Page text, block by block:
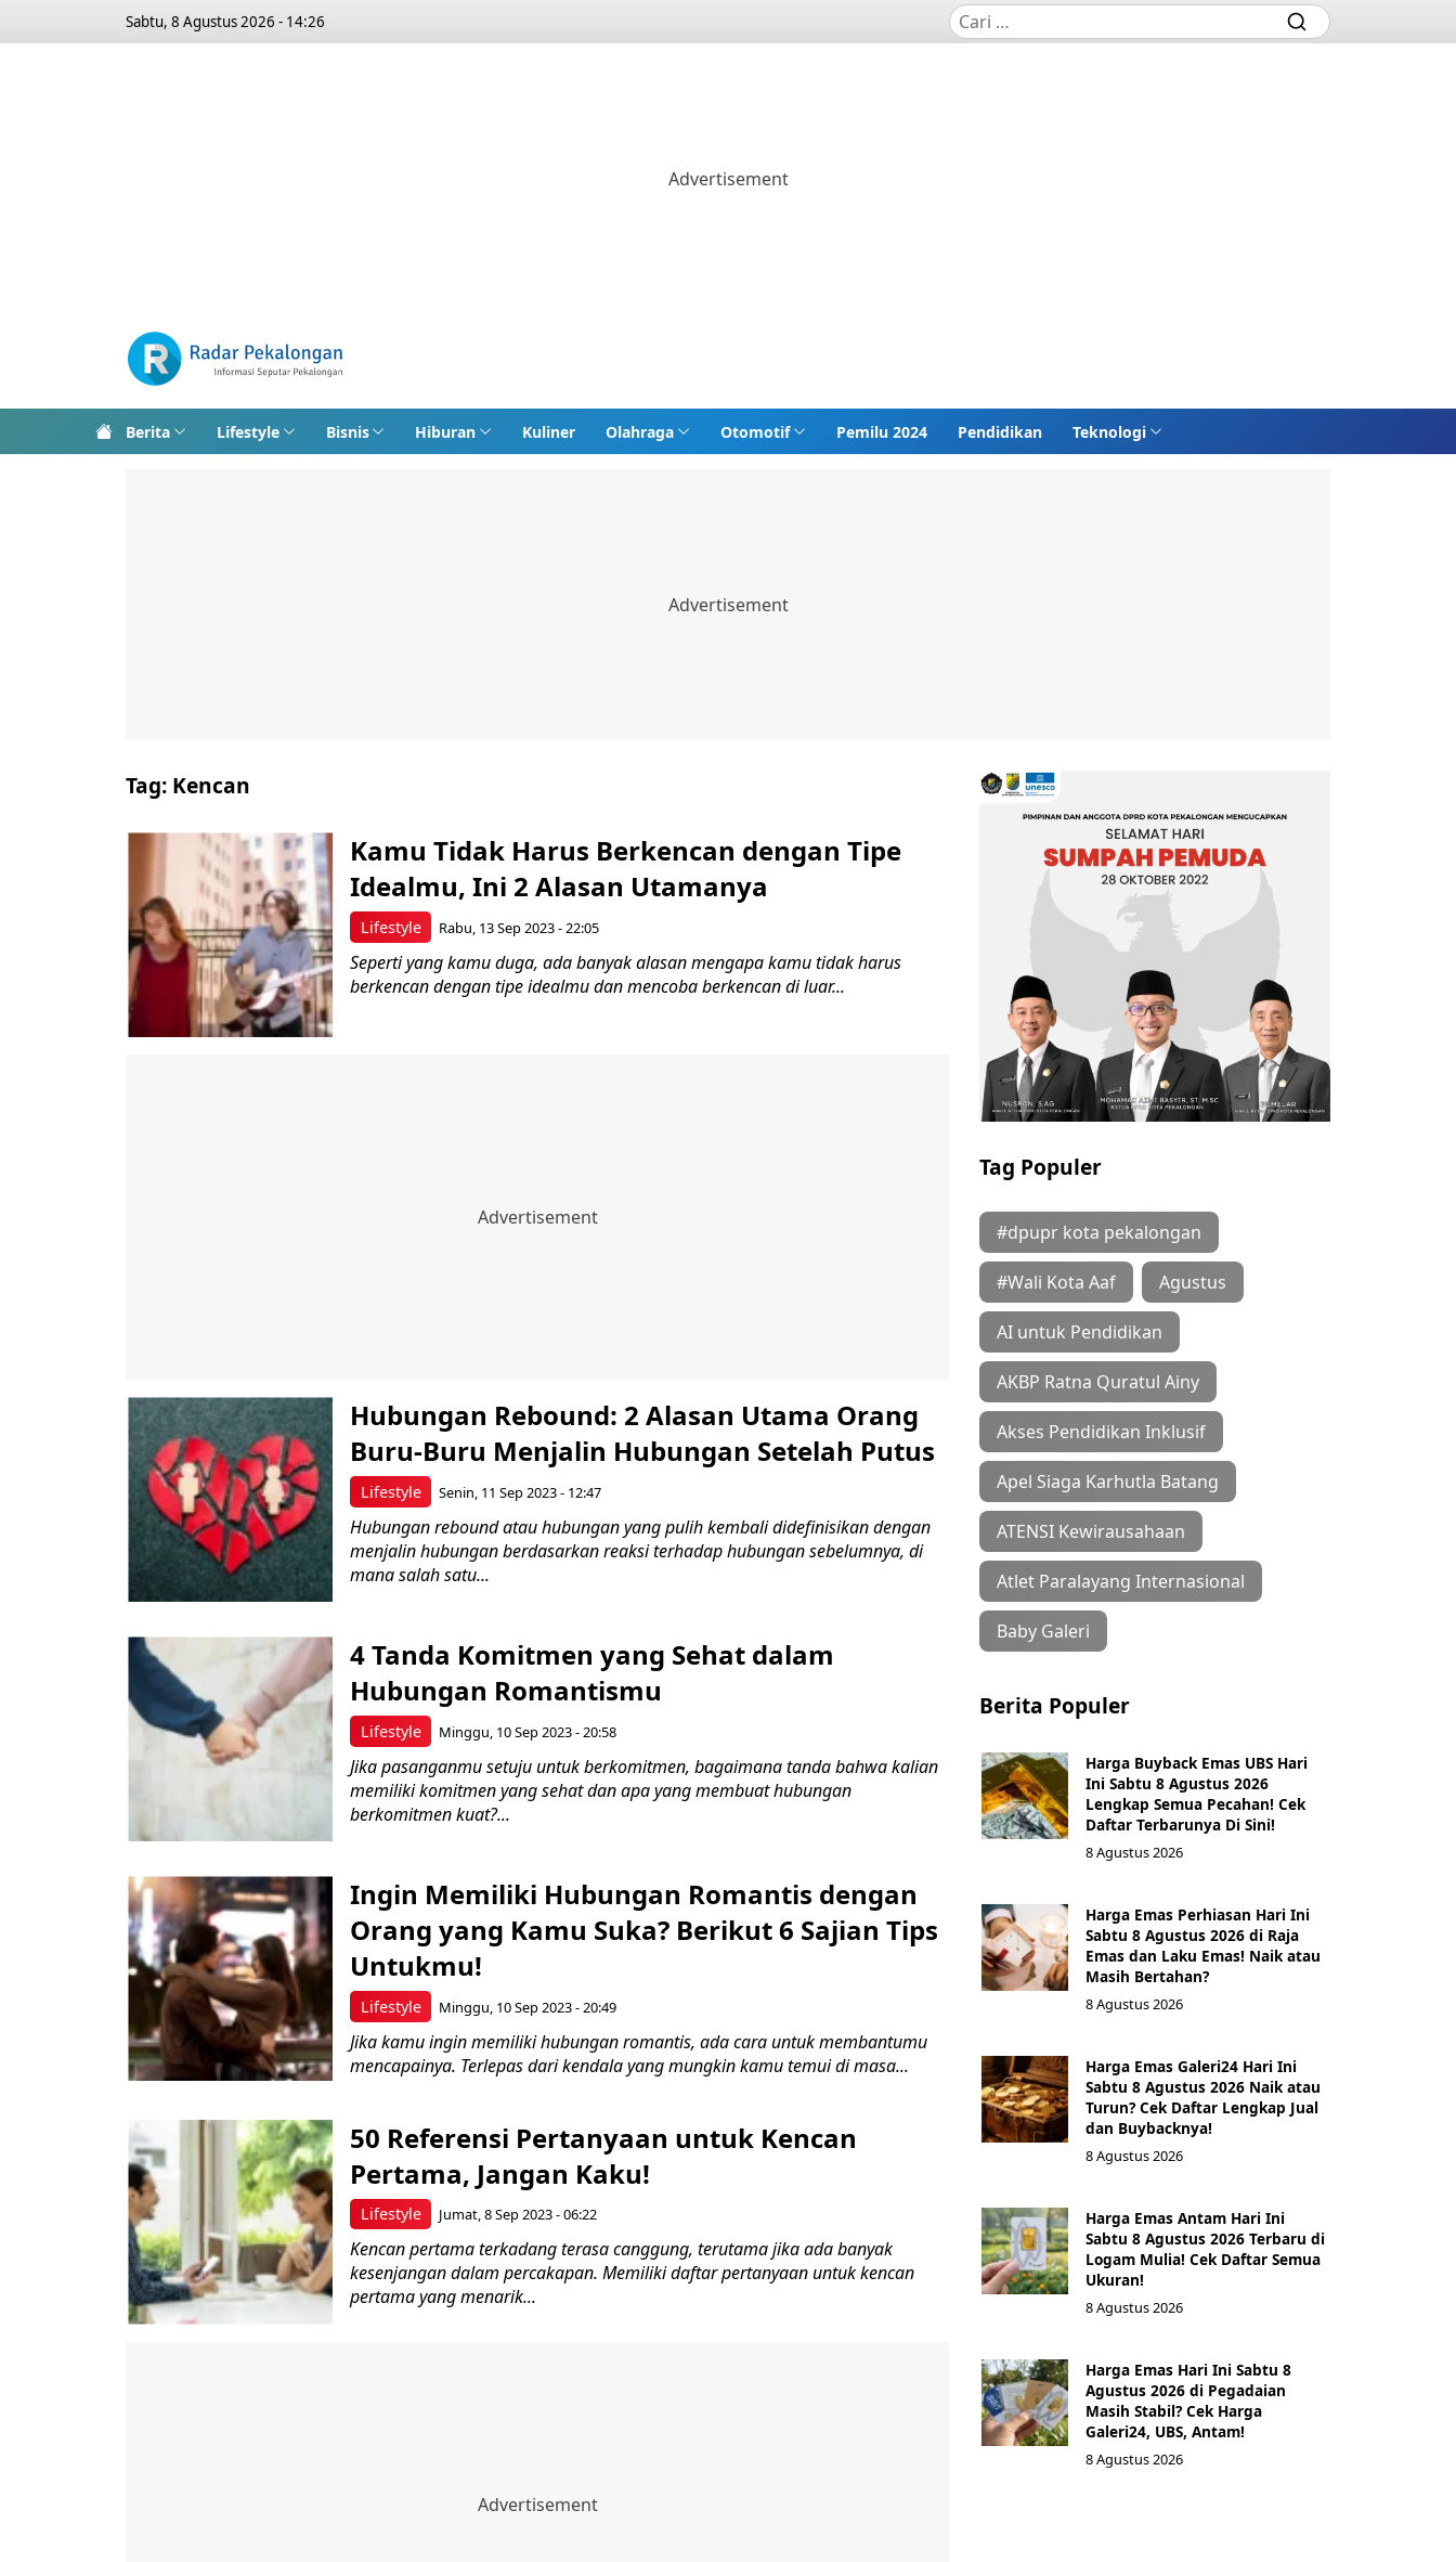
Sabtu, 8 Agustus 2026 - 14:26
Berita Lifestyle Bisnis Hiburan Kuliner Olahraga Otomotif Pemilu 2024 Pendidikan Teknologi
Tag: Kencan
Lifestyle
Kamu Tidak Harus Berkencan dengan Tipe
Idealmu, Ini 2 Alasan Utamanya
Rabu, 13 Sep 2023 - 22:05
Seperti yang kamu duga, ada banyak alasan mengapa kamu tidak harus
berkencan dengan tipe idealmu dan mencoba berkencan di luar...
Lifestyle
Hubungan Rebound: 2 Alasan Utama Orang
Buru-Buru Menjalin Hubungan Setelah Putus
Senin, 11 Sep 2023 - 12:47
Hubungan rebound atau hubungan yang pulih kembali didefinisikan dengan
menjalin hubungan berdasarkan reaksi terhadap hubungan sebelumnya, di
mana salah satu...
Lifestyle
4 Tanda Komitmen yang Sehat dalam
Hubungan Romantismu
Minggu, 10 Sep 2023 - 20:58
Jika pasanganmu setuju untuk berkomitmen, bagaimana tanda bahwa kalian
memiliki komitmen yang sehat dan apa yang membuat hubungan
berkomitmen kuat?...
Lifestyle
Ingin Memiliki Hubungan Romantis dengan
Orang yang Kamu Suka? Berikut 6 Sajian Tips
Untukmu!
Minggu, 10 Sep 2023 - 20:49
Jika kamu ingin memiliki hubungan romantis, ada cara untuk membantumu
mencapainya. Terlepas dari kendala yang mungkin kamu temui di masa...
Lifestyle
50 Referensi Pertanyaan untuk Kencan
Pertama, Jangan Kaku!
Jumat, 8 Sep 2023 - 06:22
Kencan pertama terkadang terasa canggung, terutama jika ada banyak
kesenjangan dalam percakapan. Memiliki daftar pertanyaan untuk kencan
pertama yang menarik...
Tag Populer
#dpupr kota pekalongan
#Wali Kota Aaf Agustus
AI untuk Pendidikan
AKBP Ratna Quratul Ainy
Akses Pendidikan Inklusif
Apel Siaga Karhutla Batang
ATENSI Kewirausahaan
Atlet Paralayang Internasional
Baby Galeri
Berita Populer
Harga Buyback Emas UBS Hari
Ini Sabtu 8 Agustus 2026
Lengkap Semua Pecahan! Cek
Daftar Terbarunya Di Sini!
8 Agustus 2026
Harga Emas Perhiasan Hari Ini
Sabtu 8 Agustus 2026 di Raja
Emas dan Laku Emas! Naik atau
Masih Bertahan?
8 Agustus 2026
Harga Emas Galeri24 Hari Ini
Sabtu 8 Agustus 2026 Naik atau
Turun? Cek Daftar Lengkap Jual
dan Buybacknya!
8 Agustus 2026
Harga Emas Antam Hari Ini
Sabtu 8 Agustus 2026 Terbaru di
Logam Mulia! Cek Daftar Semua
Ukuran!
8 Agustus 2026
Harga Emas Hari Ini Sabtu 8
Agustus 2026 di Pegadaian
Masih Stabil? Cek Harga
Galeri24, UBS, Antam!
8 Agustus 2026